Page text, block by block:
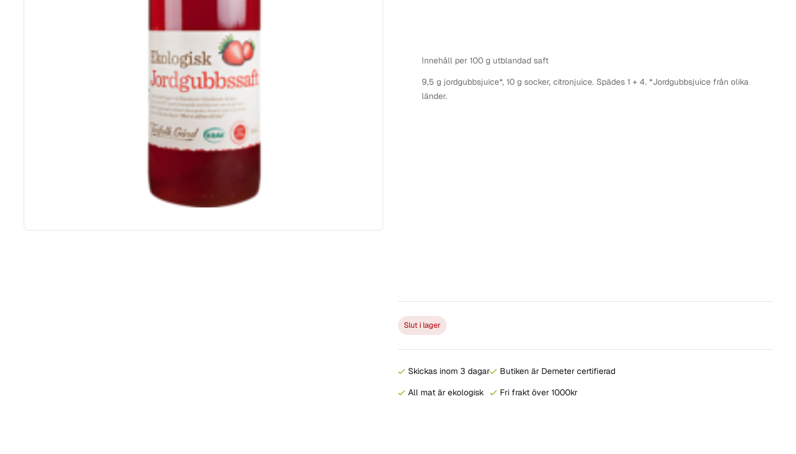
Innehåll per 100 g utblandad saft
9,5 g jordgubbsjuice*, 10 g socker, citronjuice. Spädes 1 + 4. *Jordgubbsjuice från olika
länder.
Slut i lager
Skickas inom 3 dagar
All mat är ekologisk
Butiken är Demeter certifierad
Fri frakt över 1000kr